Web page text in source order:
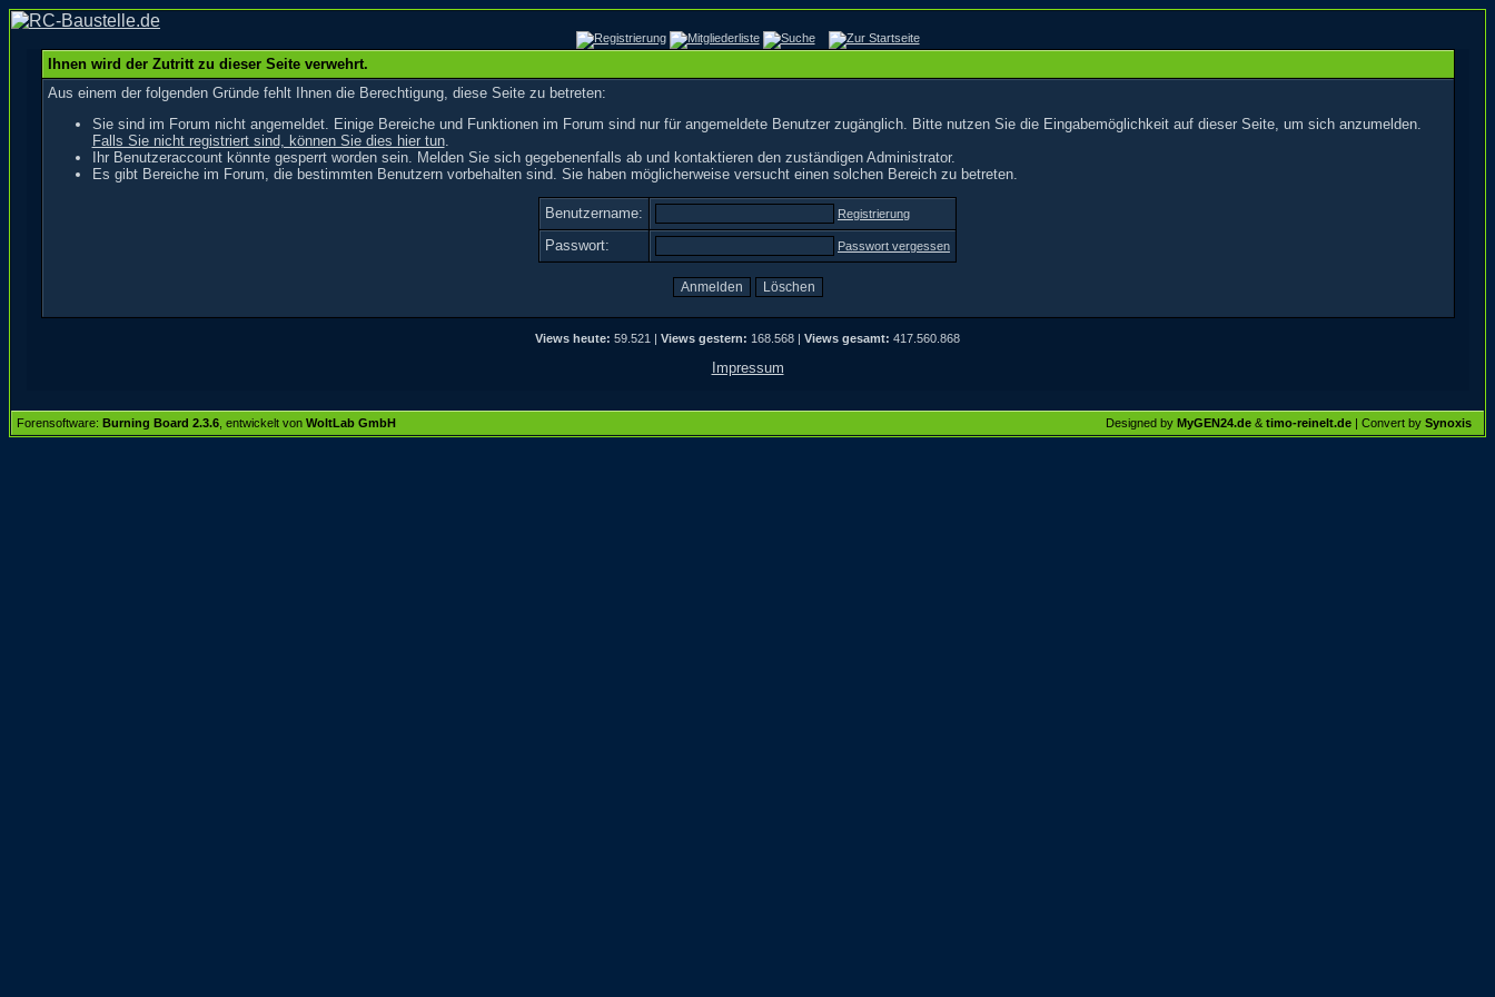
Ihnen wird der Zutritt zu dieser Seite verwehrt.
Aus einem der folgenden Gründe fehlt Ihnen die Berechtigung, diese Seite zu betreten:
Sie sind im Forum nicht angemeldet. Einige Bereiche und Funktionen im Forum sind nur für angemeldete Benutzer zugänglich. Bitte nutzen Sie die Eingabemöglichkeit auf dieser Seite, um sich anzumelden.
Falls Sie nicht registriert sind, können Sie dies hier tun.
Ihr Benutzeraccount könnte gesperrt worden sein. Melden Sie sich gegebenenfalls ab und kontaktieren den zuständigen Administrator.
Es gibt Bereiche im Forum, die bestimmten Benutzern vorbehalten sind. Sie haben möglicherweise versucht einen solchen Bereich zu betreten.
Benutzername: Registrierung
Passwort: Passwort vergessen
Views heute: 59.521 | Views gestern: 168.568 | Views gesamt: 417.560.868
Impressum
Forensoftware: Burning Board 2.3.6 , entwickelt von WoltLab GmbH Designed by MyGEN24.de & timo-reinelt.de | Convert by Synoxis